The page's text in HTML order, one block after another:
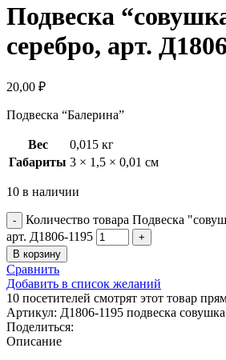
Подвеска
серебро, арт.
20,00 ₽
Подвеска “Балерина”
Вес
0,015 кг
Габариты 3 × 1,5 × 0,01 см
10 в наличии
Количество товара Подвеска
арт. Д1806-1195
В корзину
Сравнить
Добавить в список желаний
10 посетителей смотрят этот товар
Артикул: Д1806-1195 подвеска совушка
Поделиться:
Описание